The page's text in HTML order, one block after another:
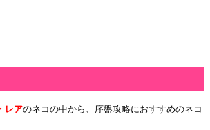
レアのネコの中から、序盤攻略におすすめのネコ